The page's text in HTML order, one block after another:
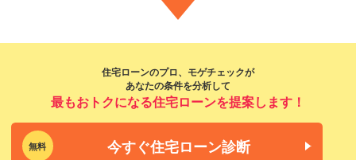
住宅ローンのプロ、モゲチェックが
あなたの条件を分析して
最もおトクになる住宅ローンを提案します！
無料 今すぐ住宅ローン診断